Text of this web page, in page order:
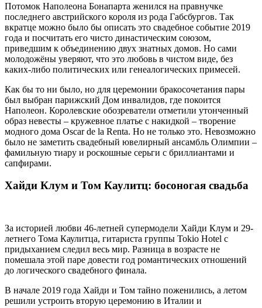
Потомок Наполеона Бонапарта женился на правнучке
последнего австрийского короля из рода Габсбургов. Так
вкратце можно было бы описать это свадебное событие 2019
года и посчитать его чисто династическим союзом,
приведшим к объединению двух знатных домов. Но сами
молодожёны уверяют, что это любовь в чистом виде, без
каких-либо политических или генеалогических примесей.
Как бы то ни было, но для церемонии бракосочетания пары
был выбран парижский Дом инвалидов, где покоится
Наполеон. Королевские обозреватели отметили утонченный
образ невесты – кружевное платье с накидкой – творение
модного дома Oscar de la Renta. Но не только это. Невозможно
было не заметить свадебный ювелирный ансамбль Олимпии –
фамильную тиару и роскошные серьги с бриллиантами и
сапфирами.
Хайди Клум и Том Каулитц: босоногая свадьба
За историей любви 46-летней супермодели Хайди Клум и 29-
летнего Тома Каулитца, гитариста группы Tokio Hotel с
придыханием следил весь мир. Разница в возрасте не
помешала этой паре довести год романтических отношений
до логического свадебного финала.
В начале 2019 года Хайди и Том тайно поженились, а летом
решили устроить вторую церемонию в Италии и